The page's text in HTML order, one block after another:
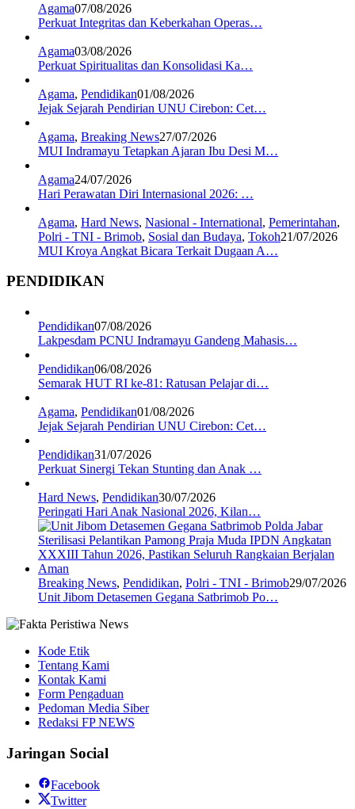
Agama07/08/2026
Perkuat Integritas dan Keberkahan Operas…
Agama03/08/2026
Perkuat Spiritualitas dan Konsolidasi Ka…
Agama, Pendidikan01/08/2026
Jejak Sejarah Pendirian UNU Cirebon: Cet…
Agama, Breaking News27/07/2026
MUI Indramayu Tetapkan Ajaran Ibu Desi M…
Agama24/07/2026
Hari Perawatan Diri Internasional 2026: …
Agama, Hard News, Nasional - International, Pemerintahan,
Polri - TNI - Brimob, Sosial dan Budaya, Tokoh21/07/2026
MUI Kroya Angkat Bicara Terkait Dugaan A…
PENDIDIKAN
Pendidikan07/08/2026
Lakpesdam PCNU Indramayu Gandeng Mahasis…
Pendidikan06/08/2026
Semarak HUT RI ke-81: Ratusan Pelajar di…
Agama, Pendidikan01/08/2026
Jejak Sejarah Pendirian UNU Cirebon: Cet…
Pendidikan31/07/2026
Perkuat Sinergi Tekan Stunting dan Anak …
Hard News, Pendidikan30/07/2026
Peringati Hari Anak Nasional 2026, Kilan…
Breaking News, Pendidikan, Polri - TNI - Brimob29/07/2026
Unit Jibom Detasemen Gegana Satbrimob Po…
Kode Etik
Tentang Kami
Kontak Kami
Form Pengaduan
Pedoman Media Siber
Redaksi FP NEWS
Jaringan Social
Facebook
Twitter